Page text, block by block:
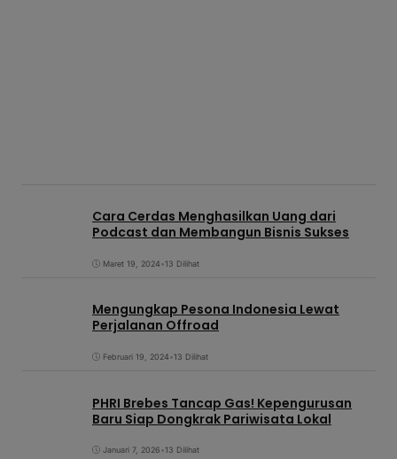
Cara Cerdas Menghasilkan Uang dari
Podcast dan Membangun Bisnis Sukses
Maret 19, 2024•13 Dilihat
Mengungkap Pesona Indonesia Lewat
Perjalanan Offroad
Februari 19, 2024•13 Dilihat
PHRI Brebes Tancap Gas! Kepengurusan
Baru Siap Dongkrak Pariwisata Lokal
Januari 7, 2026•13 Dilihat